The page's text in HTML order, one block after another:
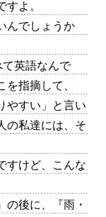
よ。
んでしょうか
英語なんで
指摘して、
やすい」と言い
の私達には、そ
すけど、こんな
の後に、『雨・